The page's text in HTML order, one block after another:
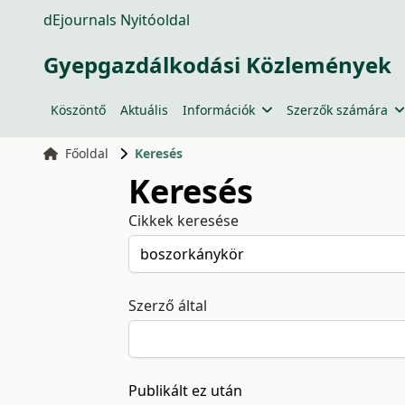
dEjournals Nyitóoldal
Gyepgazdálkodási Közlemények
Köszöntő Aktuális Információk Szerzők számára
Főoldal Keresés
Keresés
Cikkek keresése
Szerző által
Publikált ez után